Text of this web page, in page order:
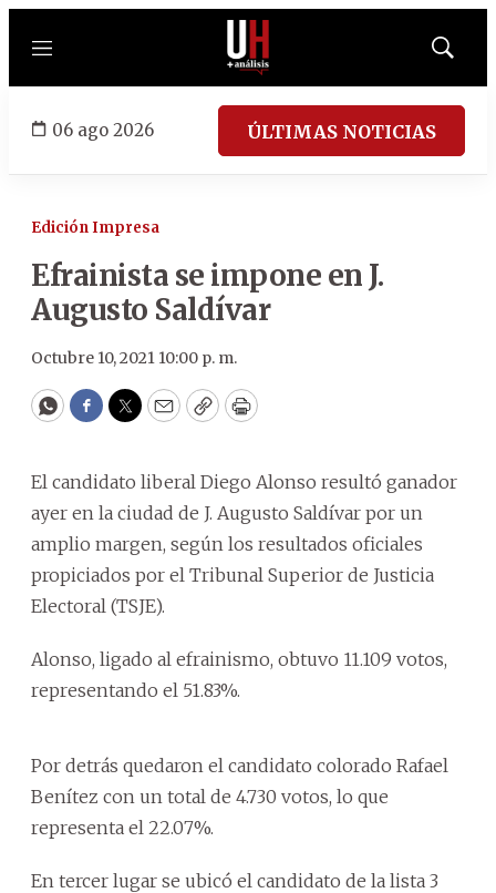
Menú
Mostrar
06 ago 2026 ÚLTIMAS NOTICIAS
Edición Impresa
Efrainista se impone en J.
Augusto Saldívar
Octubre 10, 2021 10:00 p. m.
WhatsApp
Facebook
Twitter
EmailCopyPrint
El candidato liberal Diego Alonso resultó ganador
ayer en la ciudad de J. Augusto Saldívar por un
amplio margen, según los resultados oficiales
propiciados por el Tribunal Superior de Justicia
Electoral (TSJE).
Alonso, ligado al efrainismo, obtuvo 11.109 votos,
representando el 51.83%.
Por detrás quedaron el candidato colorado Rafael
Benítez con un total de 4.730 votos, lo que
representa el 22.07%.
En tercer lugar se ubicó el candidato de la lista 3